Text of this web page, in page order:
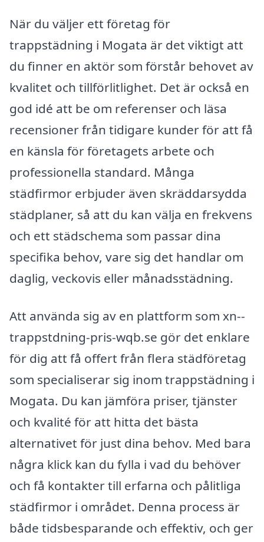
När du väljer ett företag för
trappstädning i Mogata är det viktigt att
du finner en aktör som förstår behovet av
kvalitet och tillförlitlighet. Det är också en
god idé att be om referenser och läsa
recensioner från tidigare kunder för att få
en känsla för företagets arbete och
professionella standard. Många
städfirmor erbjuder även skräddarsydda
städplaner, så att du kan välja en frekvens
och ett städschema som passar dina
specifika behov, vare sig det handlar om
daglig, veckovis eller månadsstädning.
Att använda sig av en plattform som xn--
trappstdning-pris-wqb.se gör det enklare
för dig att få offert från flera städföretag
som specialiserar sig inom trappstädning i
Mogata. Du kan jämföra priser, tjänster
och kvalité för att hitta det bästa
alternativet för just dina behov. Med bara
några klick kan du fylla i vad du behöver
och få kontakter till erfarna och pålitliga
städfirmor i området. Denna process är
både tidsbesparande och effektiv, och ger